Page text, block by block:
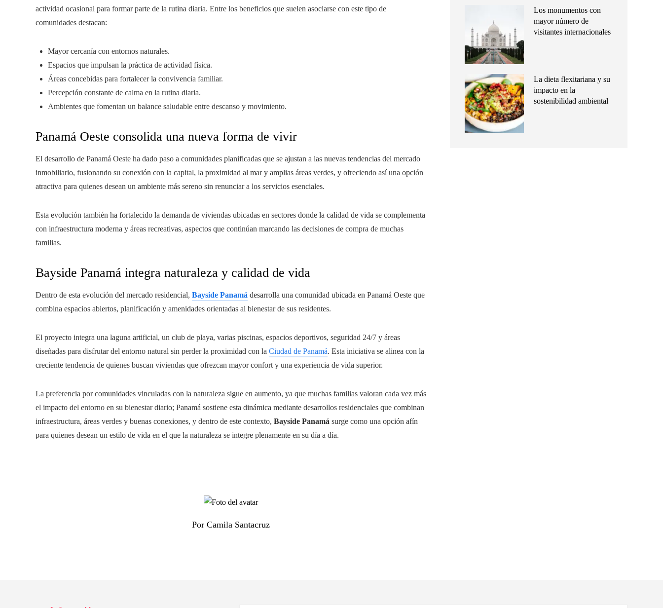
actividad ocasional para formar parte de la rutina diaria. Entre los beneficios que suelen asociarse con este tipo de
comunidades destacan:
Mayor cercanía con entornos naturales.
Espacios que impulsan la práctica de actividad física.
Áreas concebidas para fortalecer la convivencia familiar.
Percepción constante de calma en la rutina diaria.
Ambientes que fomentan un balance saludable entre descanso y movimiento.
Panamá Oeste consolida una nueva forma de vivir
El desarrollo de Panamá Oeste ha dado paso a comunidades planificadas que se ajustan a las nuevas tendencias del mercado
inmobiliario, fusionando su conexión con la capital, la proximidad al mar y amplias áreas verdes, y ofreciendo así una opción
atractiva para quienes desean un ambiente más sereno sin renunciar a los servicios esenciales.
Esta evolución también ha fortalecido la demanda de viviendas ubicadas en sectores donde la calidad de vida se complementa
con infraestructura moderna y áreas recreativas, aspectos que continúan marcando las decisiones de compra de muchas
familias.
Bayside Panamá integra naturaleza y calidad de vida
Dentro de esta evolución del mercado residencial, Bayside Panamá desarrolla una comunidad ubicada en Panamá Oeste que
combina espacios abiertos, planificación y amenidades orientadas al bienestar de sus residentes.
El proyecto integra una laguna artificial, un club de playa, varias piscinas, espacios deportivos, seguridad 24/7 y áreas
diseñadas para disfrutar del entorno natural sin perder la proximidad con la Ciudad de Panamá. Esta iniciativa se alinea con la
creciente tendencia de quienes buscan viviendas que ofrezcan mayor confort y una experiencia de vida superior.
La preferencia por comunidades vinculadas con la naturaleza sigue en aumento, ya que muchas familias valoran cada vez más
el impacto del entorno en su bienestar diario; Panamá sostiene esta dinámica mediante desarrollos residenciales que combinan
infraestructura, áreas verdes y buenas conexiones, y dentro de este contexto, Bayside Panamá surge como una opción afín
para quienes desean un estilo de vida en el que la naturaleza se integre plenamente en su día a día.
Por Camila Santacruz
Los monumentos con
mayor número de
visitantes internacionales
La dieta flexitariana y su
impacto en la
sostenibilidad ambiental